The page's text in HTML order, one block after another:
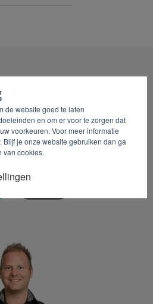
de website goed te laten
en om er voor te zorgen dat
voorkeuren. Voor meer informatie
. Blijf je onze website gebruiken dan ga
van cookies.
over praktische
implementeren binnen uw
in met mij.